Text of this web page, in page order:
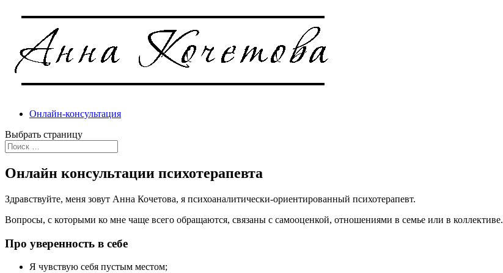
Онлайн-консультация
Выбрать страницу
Онлайн консультации психотерапевта
Здравствуйте, меня зовут Анна Кочетова, я психоаналитически-ориентированный психотерапевт.
Вопросы, с которыми ко мне чаще всего обращаются, связаны с самооценкой, отношениями в семье или в коллективе.
Про уверенность в себе
Я чувствую себя пустым местом;